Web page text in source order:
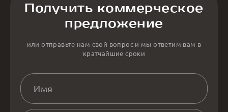
Получить коммерческое
предложение
или отправьте нам свой вопрос и мы ответим вам в
кратчайшие сроки